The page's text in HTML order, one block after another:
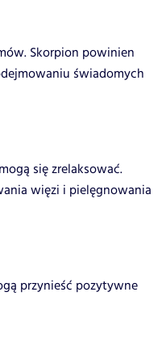
Skorpion powinien
świadomych
się zrelaksować.
więzi i pielęgnowania
przynieść pozytywne